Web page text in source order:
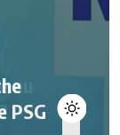
PSG